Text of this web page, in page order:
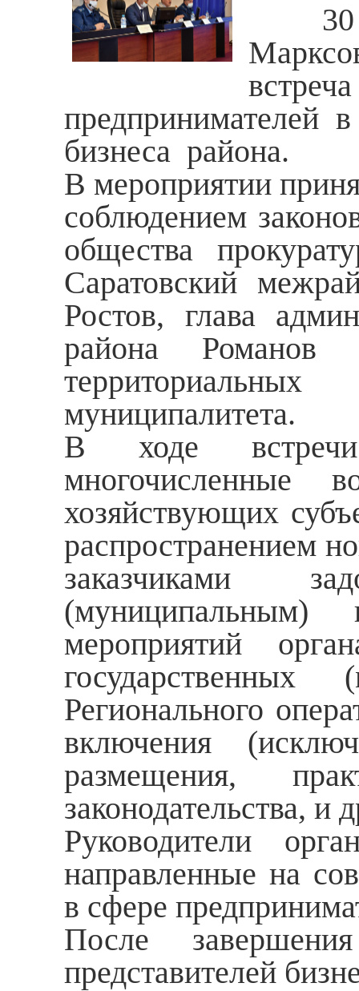
30
предпринимателей
бизнеса района.
В мероприятии
соблюдением
общества
Саратовский
Ростов, глава
района
муниципалитета.
В ходе встречи
многочисленные
хозяйствующих
распространением
заказчиками
(муниципальным)
мероприятий
государственных
Регионального
включения
размещения,
законодательства, и
Руководители
направленные на
в сфере
После
представителей